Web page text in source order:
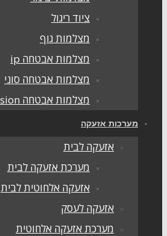
ציוד ריגול
מצלמות גוף
מצלמות אבטחה ip
מצלמות אבטחה סוני
מצלמות אבטחה provision
מערכות אזעקה
אזעקה לבית
מערכת אזעקה לבית
אזעקה אלחוטית לבית
אזעקה לעסק
מערכת אזעקה אלחוטית